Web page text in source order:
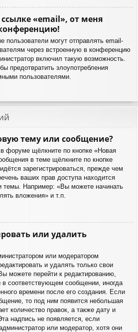
«email», от меня
пользователи могут отправлять email-
через встроенную в конференцию
включил такую возможность.
предотвратить злоупотребления
пользователями.
тему или сообщение?
форуме щёлкните по кнопке «Новая
в теме щёлкните по кнопке
зарегистрироваться, прежде чем
ваших прав доступа находится
темы. Например: «Вы можете начинать
вложения» и т.п.
или удалить
или модератором
и удалять только свои
можете перейти к редактированию,
в соответствующем сообщении, иногда
времени после его создания. Если
то под ним появится небольшая
количество правок, а также дату и
надпись не появляется, если
или модератор, хотя они